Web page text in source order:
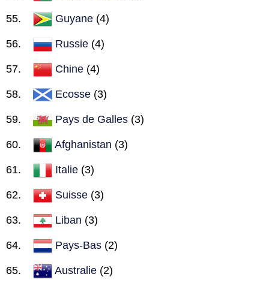
Guyane (4)
Russie (4)
Chine (4)
Ecosse (3)
Pays de Galles (3)
Afghanistan (3)
Italie (3)
Suisse (3)
Liban (3)
Pays-Bas (2)
Australie (2)